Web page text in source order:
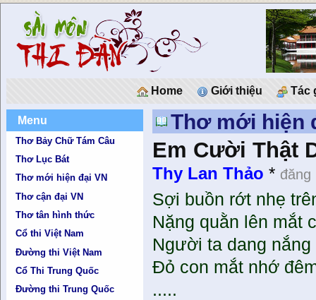
Home Giới thiệu Tác
Menu
Thơ Bảy Chữ Tám Câu
Thơ Lục Bát
Thơ mới hiện đại VN
Thơ cận đại VN
Thơ tân hình thức
Cổ thi Việt Nam
Đường thi Việt Nam
Cổ Thi Trung Quốc
Đường thi Trung Quốc
Thơ mới hiện
Em Cười Thật
Thy Lan Thảo * đăng
Sợi buồn rớt nhẹ
Nặng quằn lên mắt
Người ta dang nắng
Đỏ con mắt nhớ
.....